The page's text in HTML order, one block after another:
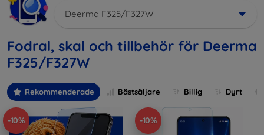
Deerma F325/F327W
Fodral, skal och tillbehör för Deerma
F325/F327W
Rekommenderade Bästsäljare Billig Dyrt
-10% -10%